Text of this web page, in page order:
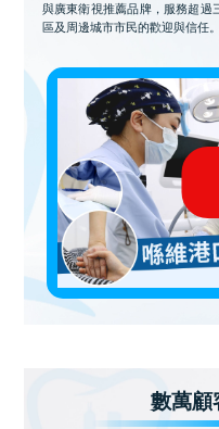
與廣東衛視推薦品牌，服務超過
區及周邊城市市民的歡迎與信任。
數萬顧